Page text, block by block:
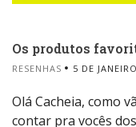
Os produtos
RESENHAS 5 DE
Olá Cacheia, como
contar pra vocês